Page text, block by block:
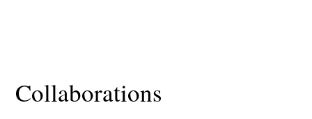
Collaborations